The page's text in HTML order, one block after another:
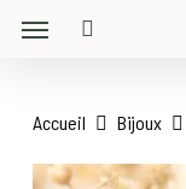
content
Menu
Accueil Bijoux